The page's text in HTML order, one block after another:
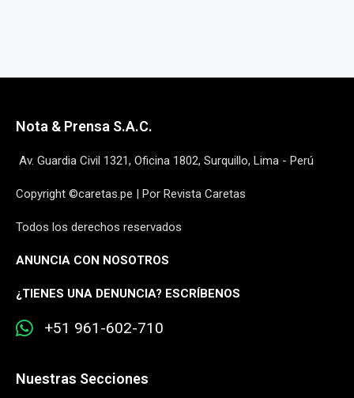
Nota & Prensa S.A.C.
Av. Guardia Civil 1321, Oficina 1802, Surquillo, Lima - Perú
Copyright ©caretas.pe | Por Revista Caretas
Todos los derechos reservados
ANUNCIA CON NOSOTROS
¿TIENES UNA DENUNCIA? ESCRÍBENOS
+51 961-602-710
Nuestras Secciones